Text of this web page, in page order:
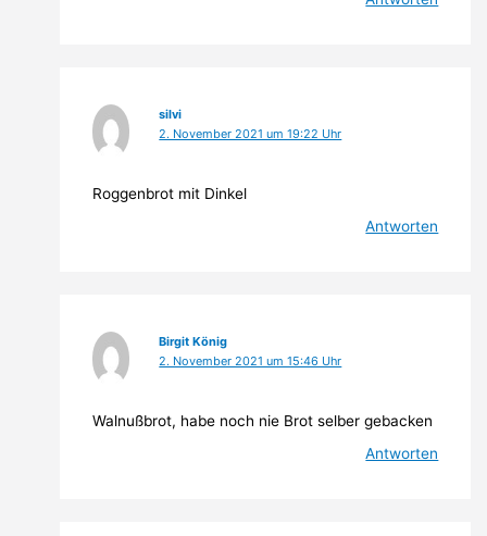
silvi
2. November 2021 um 19:22 Uhr
Roggenbrot mit Dinkel
Antworten
Birgit König
2. November 2021 um 15:46 Uhr
Walnußbrot, habe noch nie Brot selber gebacken
Antworten